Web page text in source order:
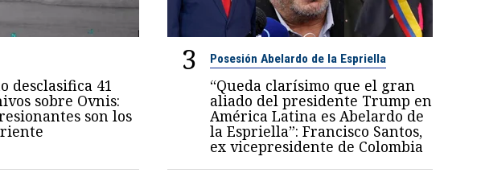
desclasifica 41
sobre Ovnis:
son los
3 Posesión Abelardo de la Espriella
“Queda clarísimo que el gran
aliado del presidente Trump en
América Latina es Abelardo de
la Espriella”: Francisco Santos,
ex vicepresidente de Colombia